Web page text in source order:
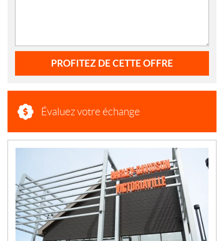
PROFITEZ DE CETTE OFFRE
Évaluez votre échange
U
V
E
L
L
E